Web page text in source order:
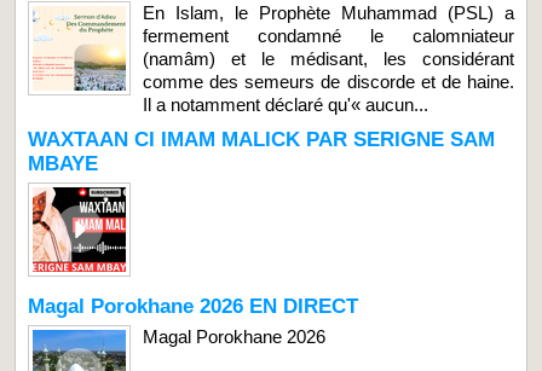
En Islam, le Prophète Muhammad (PSL) a
fermement condamné le calomniateur
(namâm) et le médisant, les considérant
comme des semeurs de discorde et de haine.
Il a notamment déclaré qu'« aucun...
WAXTAAN CI IMAM MALICK PAR SERIGNE SAM
MBAYE
Magal Porokhane 2026 EN DIRECT
Magal Porokhane 2026